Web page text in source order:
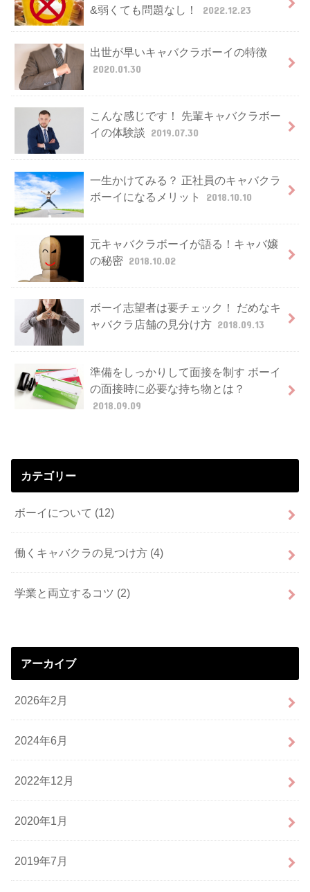
&弱くても問題なし！
2022.12.23
出世が早いキャバクラボーイの特徴
2020.01.30
こんな感じです！ 先輩キャバクラボー
イの体験談 2019.07.30
一生かけてみる？ 正社員のキャバクラ
ボーイになるメリット
2018.10.10
元キャバクラボーイが語る！キャバ嬢
の秘密 2018.10.02
ボーイ志望者は要チェック！ だめなキ
ャバクラ店舗の見分け方 2018.09.13
準備をしっかりして面接を制す ボーイ
の面接時に必要な持ち物とは？
2018.09.09
カテゴリー
ボーイについて (12)
働くキャバクラの見つけ方 (4)
学業と両立するコツ (2)
アーカイブ
2026年2月
2024年6月
2022年12月
2020年1月
2019年7月